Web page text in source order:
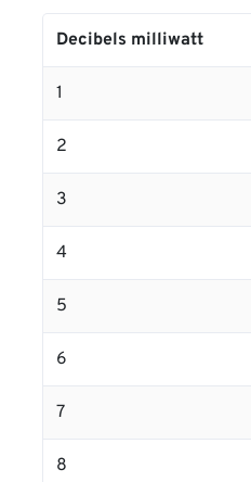
Decibels milliwatt
1
2
3
4
5
6
7
8